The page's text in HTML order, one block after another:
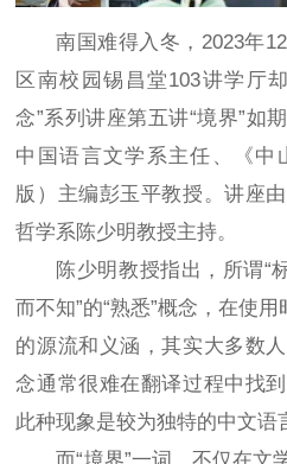
南国难得入冬，2023年
区南校园锡昌堂103讲学厅
念”系列讲座第五讲“境界”如
中国语言文学系主任、《中
版）主编彭玉平教授。讲座
哲学系陈少明教授主持。
陈少明教授指出，所谓“
而不知”的“熟悉”概念，在使
的源流和义涵，其实大多数
念通常很难在翻译过程中找
此种现象是较为独特的中文语